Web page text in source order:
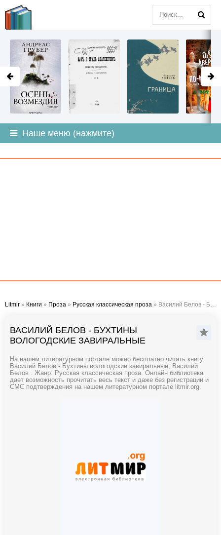
Наше меню (нажмите)
Litmir » Книги » Проза » Русская классическая проза » Василий Белов - Бухтины вологодские завиральные
ВАСИЛИЙ БЕЛОВ - БУХТИНЫ
ВОЛОГОДСКИЕ ЗАВИРАЛЬНЫЕ
На нашем литературном портале можно бесплатно читать книгу
Василий Белов - Бухтины вологодские завиральные, Василий
Белов . Жанр: Русская классическая проза. Онлайн библиотека
дает возможность прочитать весь текст и даже без регистрации и
СМС подтверждения на нашем литературном портале litmir.org.
LITMIR.ORG